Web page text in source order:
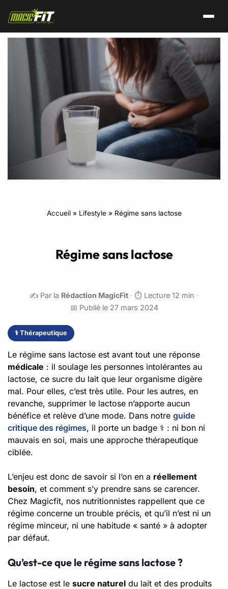
Accueil» Lifestyle» Régime sans lactose
Régime sans lactose
✍️ Par la Rédaction MagicFit · ⏱️ Lecture 12 min ·
📅 Publié le 27 mars 2024
⚕️ Thérapeutique
Le régime sans lactose est avant tout une réponse
médicale : il soulage les personnes intolérantes au
lactose, ce sucre du lait que leur organisme digère
mal. Pour elles, c’est très utile. Pour les autres, en
revanche, supprimer le lactose n’apporte aucun
bénéfice et relève d’une mode. Dans notre guide
critique des régimes, il porte un badge ⚕️ : ni bon ni
mauvais en soi, mais une approche thérapeutique
ciblée.
L’enjeu est donc de savoir si l’on en a réellement
besoin, et comment s’y prendre sans se carencer.
Chez Magicfit, nos nutritionnistes rappellent que ce
régime concerne un trouble précis, et qu’il n’est ni un
régime minceur, ni une habitude « santé » à adopter
par défaut.
Qu’est-ce que le régime sans lactose ?
Le lactose est le sucre naturel du lait et des produits